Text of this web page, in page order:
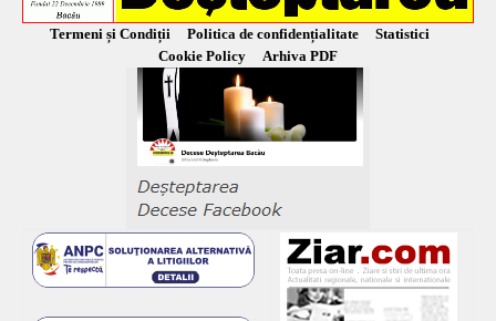
Termeni și Condiții Politica de confidențialitate
Statistici
Cookie Policy
Arhiva PDF